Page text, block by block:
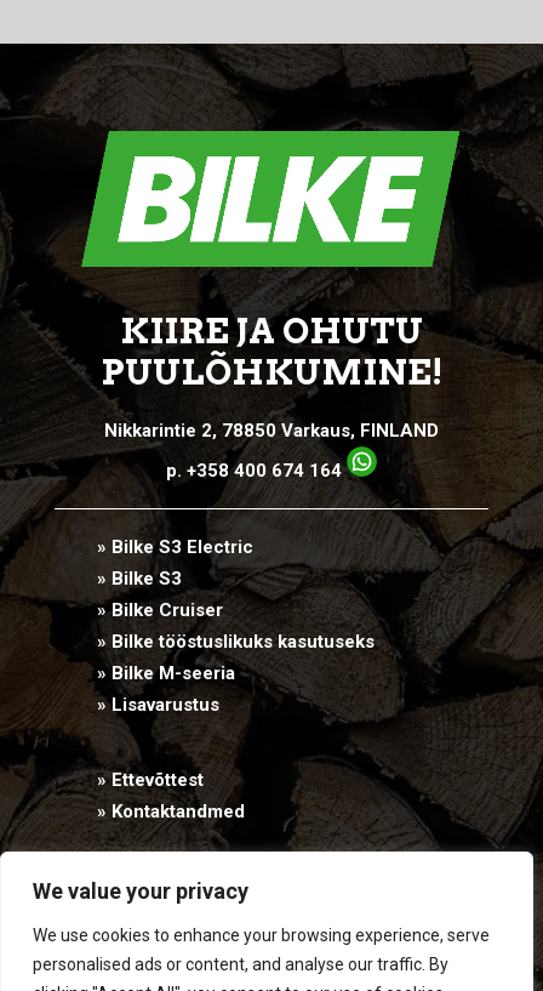
We value your privacy
We use cookies to enhance your browsing experience, serve
personalised ads or content, and analyse our traffic. By
KIIRE JA OHUTU
PUULÕHKUMINE!
Nikkarintie 2, 78850 Varkaus, FINLAND
p. +358 400 674 164
» Bilke S3 Electric
» Bilke S3
» Bilke Cruiser
» Bilke tööstuslikuks kasutuseks
» Bilke M-seeria
» Lisavarustus
» Ettevõttest
» Kontaktandmed
PRIVACY STATEMENT
This site is protected by reCAPTCHA and the GooglePrivacy Policy